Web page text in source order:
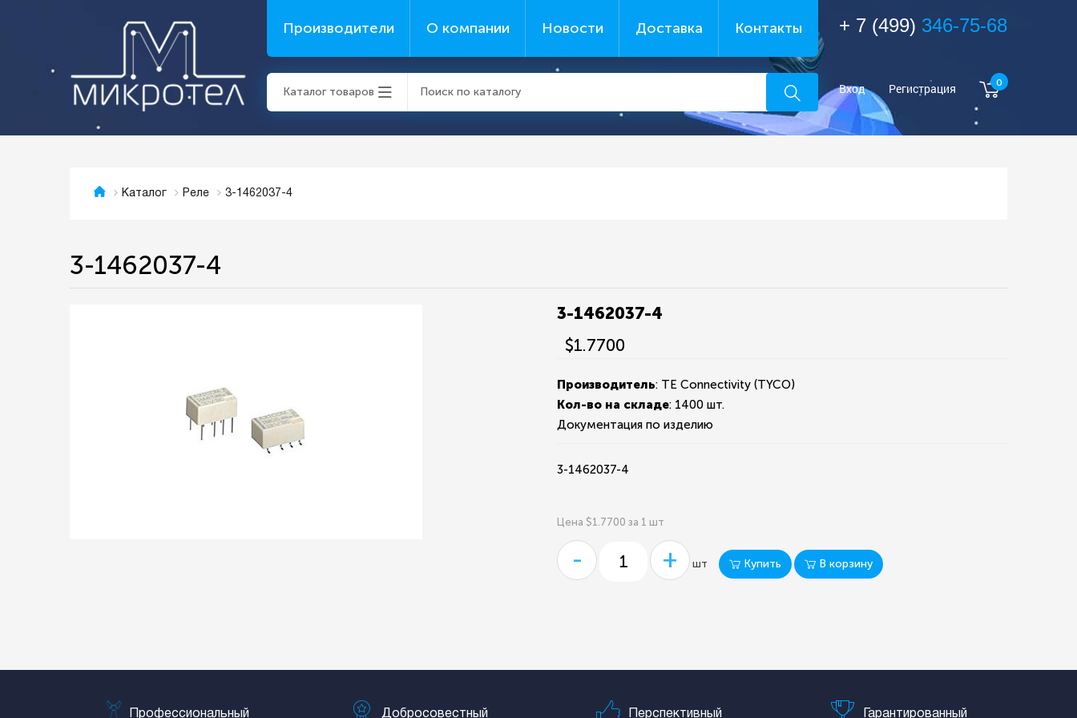
Производители О компании Новости Доставка Контакты
Каталог товаров
+ 7 (499) 346-75-68
Вход Регистрация 0
Каталог Реле 3-1462037-4
3-1462037-4
3-1462037-4
$1.7700
Производитель: TE Connectivity (TYCO)
Кол-во на складе: 1400 шт.
Документация по изделию
3-1462037-4
Цена $1.7700 за 1 шт
- + шт Купить В корзину
Профессиональный Добросовестный Перспективный Гарантированный